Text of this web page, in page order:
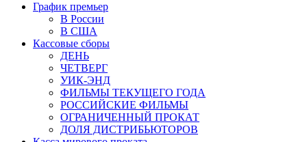
График премьер
В России
В США
Кассовые сборы
ДЕНЬ
ЧЕТВЕРГ
УИК-ЭНД
ФИЛЬМЫ ТЕКУЩЕГО ГОДА
РОССИЙСКИЕ ФИЛЬМЫ
ОГРАНИЧЕННЫЙ ПРОКАТ
ДОЛЯ ДИСТРИБЬЮТОРОВ